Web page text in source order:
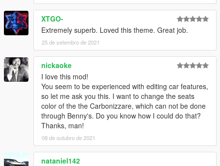
XTGO-
Extremely superb. Loved this theme. Great job.
25 de setembro de 2021
nickaoke
I love this mod!
You seem to be experienced with editing car features,
so let me ask you this. I want to change the seats
color of the the Carbonizzare, which can not be done
through Benny's. Do you know how I could do that?
Thanks, man!
08 de outubro de 2021
nataniel142